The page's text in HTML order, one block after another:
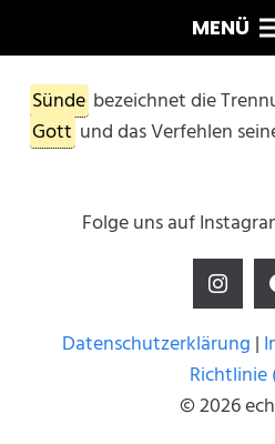
MENÜ
Sünde bezeichnet die
Gott und das Verfehlen
Folge uns auf
Datenschutzerklärung |
Richtlinie
© 2026